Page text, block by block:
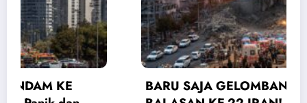
BARU SAJA GELOMBANG SERANGAN